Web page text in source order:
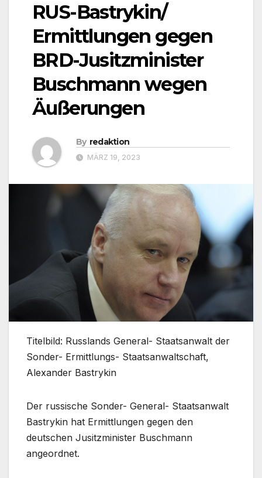
RUS-Bastrykin/
Ermittlungen gegen
BRD-Jusitzminister
Buschmann wegen
Äußerungen
By redaktion
MÄRZ 19, 2023
Titelbild: Russlands General- Staatsanwalt der
Sonder- Ermittlungs- Staatsanwaltschaft,
Alexander Bastrykin
Der russische Sonder- General- Staatsanwalt
Bastrykin hat Ermittlungen gegen den
deutschen Jusitzminister Buschmann
angeordnet.